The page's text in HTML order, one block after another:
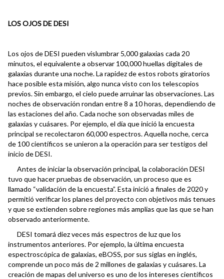
LOS OJOS DE DESI
Los ojos de DESI pueden vislumbrar 5,000 galaxias cada 20
minutos, el equivalente a observar 100,000 huellas digitales de
galaxias durante una noche. La rapidez de estos robots giratorios
hace posible esta misión, algo nunca visto con los telescopios
previos. Sin embargo, el cielo puede arruinar las observaciones. Las
noches de observación rondan entre 8 a 10 horas, dependiendo de
las estaciones del año. Cada noche son observadas miles de
galaxias y cuásares. Por ejemplo, el día que inició la encuesta
principal se recolectaron 60,000 espectros. Aquella noche, cerca
de 100 científicos se unieron a la operación para ser testigos del
inicio de DESI.
Antes de iniciar la observación principal, la colaboración DESI
tuvo que hacer pruebas de observación, un proceso que es
llamado “validación de la encuesta”. Esta inició a finales de 2020 y
permitió verificar los planes del proyecto con objetivos más tenues
y que se extienden sobre regiones más amplias que las que se han
observado anteriormente.
DESI tomará diez veces más espectros de luz que los
instrumentos anteriores. Por ejemplo, la última encuesta
espectroscópica de galaxias, eBOSS, por sus siglas en inglés,
comprende un poco más de 2 millones de galaxias y cuásares. La
creación de mapas del universo es uno de los intereses científicos